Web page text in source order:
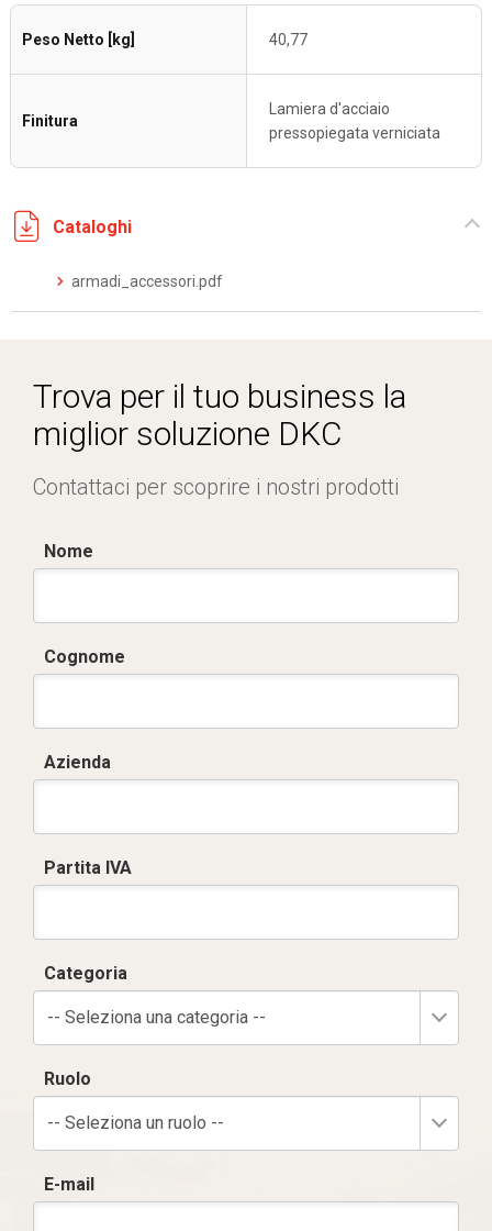
Peso Netto [kg] 40,77
Finitura
Lamiera d'acciaio
pressopiegata verniciata
Cataloghi
armadi_accessori.pdf
Trova per il tuo business la
miglior soluzione DKC
Contattaci per scoprire i nostri prodotti
Nome
Cognome
Azienda
Partita IVA
Categoria
-- Seleziona una categoria --
Ruolo
-- Seleziona un ruolo --
E-mail